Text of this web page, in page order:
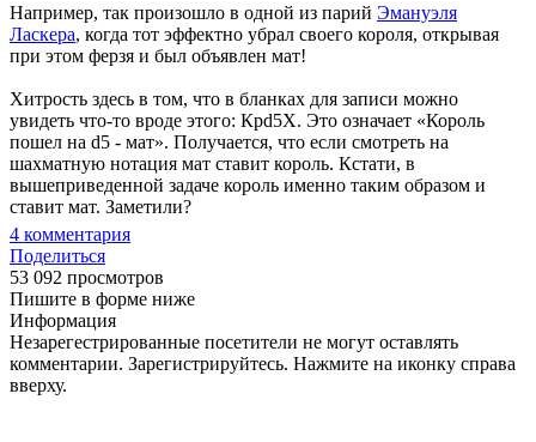
Например, так произошло в одной из парий Эмануэля
Ласкера, когда тот эффектно убрал своего короля, открывая
при этом ферзя и был объявлен мат!
Хитрость здесь в том, что в бланках для записи можно
увидеть что-то вроде этого: Крd5X. Это означает «Король
пошел на d5 - мат». Получается, что если смотреть на
шахматную нотация мат ставит король. Кстати, в
вышеприведенной задаче король именно таким образом и
ставит мат. Заметили?
4 комментария
Поделиться
53 092 просмотров
Пишите в форме ниже
Информация
Незарегестрированные посетители не могут оставлять
комментарии. Зарегистрируйтесь. Нажмите на иконку справа
вверху.